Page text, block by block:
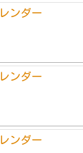
ンダー
ンダー
ンダー